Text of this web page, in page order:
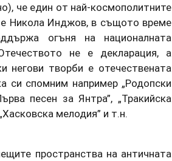
че един от най-космополитните
е Никола Инджов, в същото време
огъня на националната
не е декларация, а
негови творби е отечествената
си спомним например „Родопски
песен за Янтра”, „Тракийска
мелодия” и т.н.
пространства на античната